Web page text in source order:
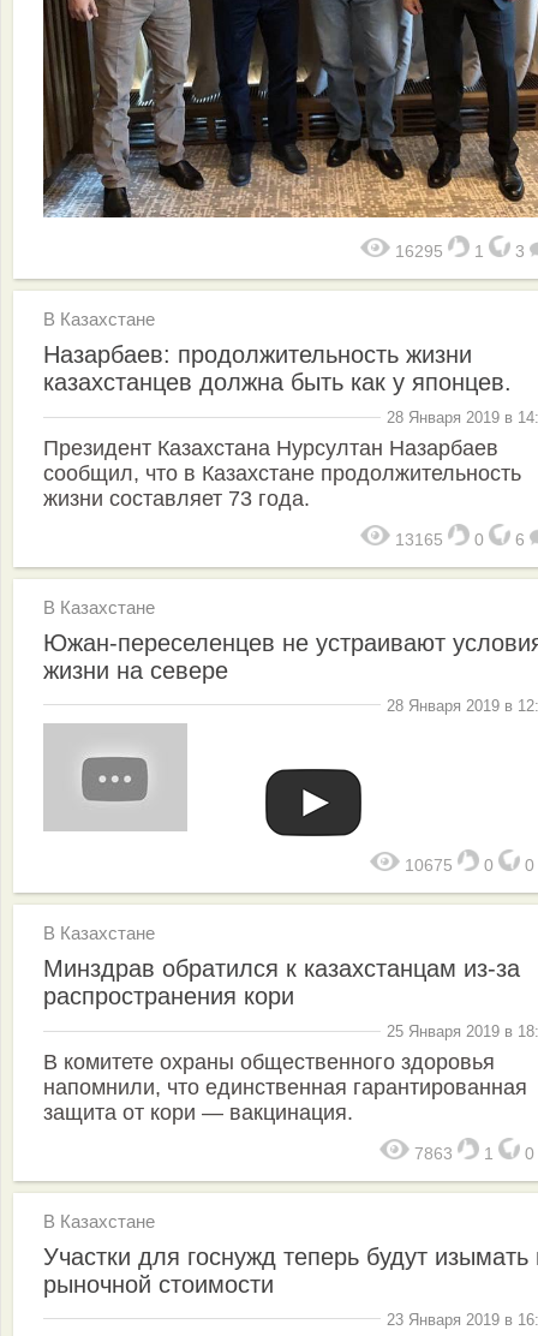
16295 1 3
В Казахстане
Назарбаев: продолжительность жизни
казахстанцев должна быть как у японцев.
28 Января 2019 в
Президент Казахстана Нурсултан Назарбаев
сообщил, что в Казахстане продолжительность
жизни составляет 73 года.
13165 0 6
В Казахстане
Южан-переселенцев не устраивают
жизни на севере
28 Января 2019 в
10675 0 0
В Казахстане
Минздрав обратился к казахстанцам из-за
распространения кори
25 Января 2019 в
В комитете охраны общественного здоровья
напомнили, что единственная гарантированная
защита от кори — вакцинация.
7863 1 0
В Казахстане
Участки для госнужд теперь будут изымать
рыночной стоимости
23 Января 2019 в